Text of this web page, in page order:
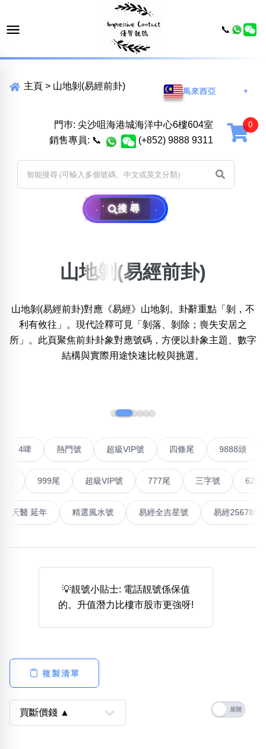
主頁 > 山地剝(易經前卦)
馬來西亞 ▼
門巿: 尖沙咀海港城海洋中心6樓604室
銷售專員: 📞 (+852) 9888 9311
搜尋
位置:
一 二 四 五 六 七 八 九 十
無0 無2無3無4無5 無7無8無9
清除全部分類
搜尋
888尾
999尾 777尾 9字頭 6字頭
無4字
全大數字
5萬以上 生天延 全吉星(全號)
清除全部分類
高級分類 i
山地剝(易經前卦)
山地剝(易經前卦)對應《易經》山地剝。卦辭重點「剝，不
利有攸往」。現代詮釋可見「剝落、剝除；喪失安居之
所」。此頁聚焦前卦卦象對應號碼，方便以卦象主題、數字
結構與實際用途快速比較與挑選。
熱門號 超級VIP號 四條尾 9888
999尾 超級VIP號 777尾 三字號 6288頭
能量生氣 天醫 延年 精選風水號 易經全吉星號 易經
💡靚號小貼士: 電話靚號係保值
的。升值潛力比樓市股市更強呀!
複製清單
📞